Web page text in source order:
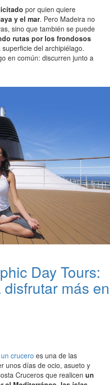
por quien quiere
y el mar. Pero Madeira no
sino que también se puede
rutas por los frondosos
del archipiélago.
en común: discurren junto a
Day Tours:
más en
un crucero es una de las
unos días de ocio, asueto y
Cruceros que realicen un